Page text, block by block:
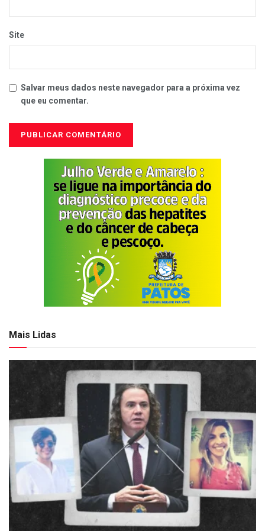
Site
Salvar meus dados neste navegador para a próxima vez
que eu comentar.
Mais Lidas